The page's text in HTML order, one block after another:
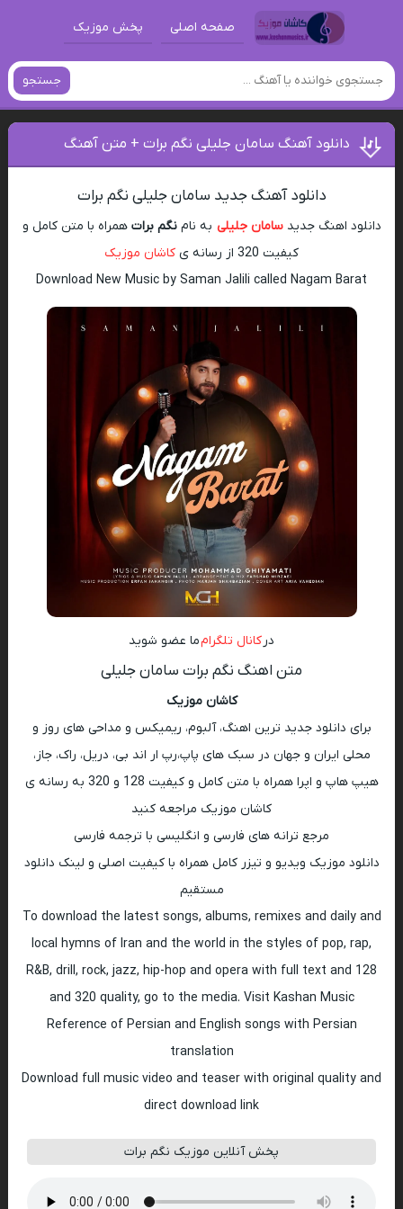
صفحه اصلی پخش موزیک
جستجو
دانلود آهنگ سامان جلیلی نگم برات + متن آهنگ
دانلود آهنگ جدید سامان جلیلی نگم برات
دانلود اهنگ جدیدسامان جلیلی به نامنگم برات همراه با متن کامل و
کیفیت 320 از رسانه ی
کاشان موزیک
Download New Music by Saman Jalili called Nagam Barat
در کانال تلگرامما عضو شوید
متن اهنگ نگم برات سامان جلیلی
کاشان موزیک
برای دانلود جدید ترین اهنگ، آلبوم، ریمیکس و مداحی های روز و
محلی ایران و جهان در سبک های پاپ،رپ ار اند بی، دریل، راک، جاز،
هیپ هاپ و اپرا همراه با متن کامل و کیفیت 128 و 320 به رسانه ی
کاشان موزیک مراجعه کنید
مرجع ترانه های فارسی و انگلیسی با ترجمه فارسی
دانلود موزیک ویدیو و تیزر کامل همراه با کیفیت اصلی و لینک دانلود
مستقیم
To download the latest songs, albums, remixes and daily and
local hymns of Iran and the world in the styles of pop, rap,
R&B, drill, rock, jazz, hip-hop and opera with full text and 128
and 320 quality, go to the media. Visit Kashan Music
Reference of Persian and English songs with Persian
translation
Download full music video and teaser with original quality and
direct download link
پخش آنلاین موزیک نگم برات